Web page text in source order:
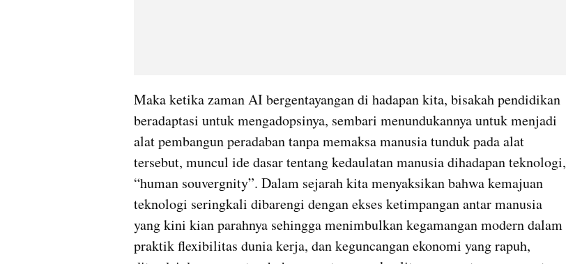
Maka ketika zaman AI bergentayangan di hadapan kita, bisakah pendidikan
beradaptasi untuk mengadopsinya, sembari menundukannya untuk menjadi
alat pembangun peradaban tanpa memaksa manusia tunduk pada alat
tersebut, muncul ide dasar tentang kedaulatan manusia dihadapan teknologi,
“human souvergnity”. Dalam sejarah kita menyaksikan bahwa kemajuan
teknologi seringkali dibarengi dengan ekses ketimpangan antar manusia
yang kini kian parahnya sehingga menimbulkan kegamangan modern dalam
praktik flexibilitas dunia kerja, dan keguncangan ekonomi yang rapuh,